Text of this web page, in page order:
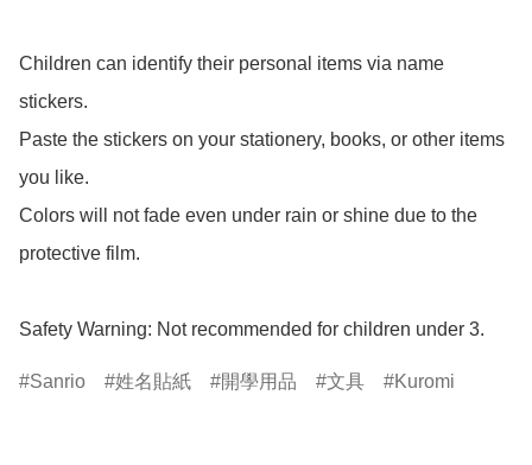
Children can identify their personal items via name
stickers.
Paste the stickers on your stationery, books, or other items
you like.
Colors will not fade even under rain or shine due to the
protective film.
Safety Warning: Not recommended for children under 3.
Sanrio 姓名貼紙 開學用品 文具 Kuromi